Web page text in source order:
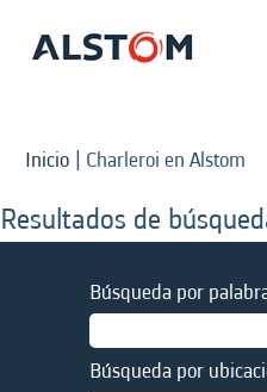
Inicio | Charleroi en Alstom
Resultados de
Búsqueda por
Búsqueda por